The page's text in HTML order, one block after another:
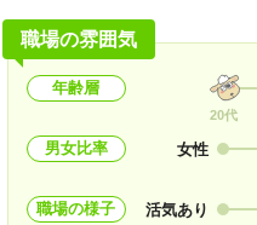
職場の雰囲気
年齢層
20代
男女比率 女性
職場の様子 活気あり